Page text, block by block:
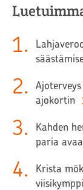
1.
2.
ajokortin
3.
Kahden
paria
4.
Krista